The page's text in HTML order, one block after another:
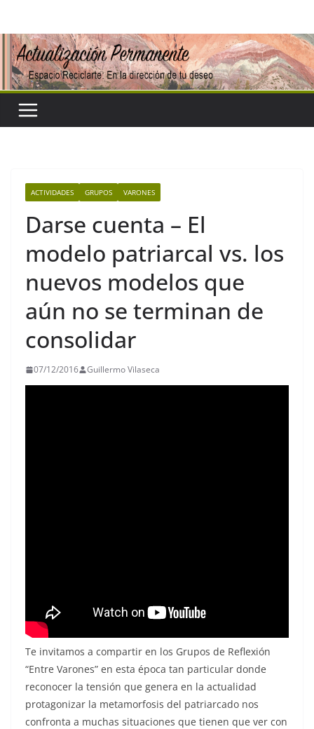
contenido
ACTIVIDADES GRUPOS VARONES
Darse cuenta – El
modelo patriarcal vs. los
nuevos modelos que
aún no se terminan de
consolidar
07/12/2016 Guillermo Vilaseca
Te invitamos a compartir en los Grupos de Reflexión
“Entre Varones” en esta época tan particular donde
reconocer la tensión que genera en la actualidad
protagonizar la metamorfosis del patriarcado nos
confronta a muchas situaciones que tienen que ver con